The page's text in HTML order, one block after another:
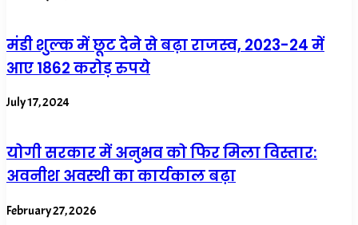
मंडी शुल्क में छूट देने से बढ़ा राजस्व, 2023-24 में
आए 1862 करोड़ रुपये
July 17, 2024
योगी सरकार में अनुभव को फिर मिला विस्तार:
अवनीश अवस्थी का कार्यकाल बढ़ा
February 27, 2026